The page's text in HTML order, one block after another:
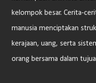
kelompok besar. Cerita-
manusia menciptakan
kerajaan, uang, serta
orang bersama dalam